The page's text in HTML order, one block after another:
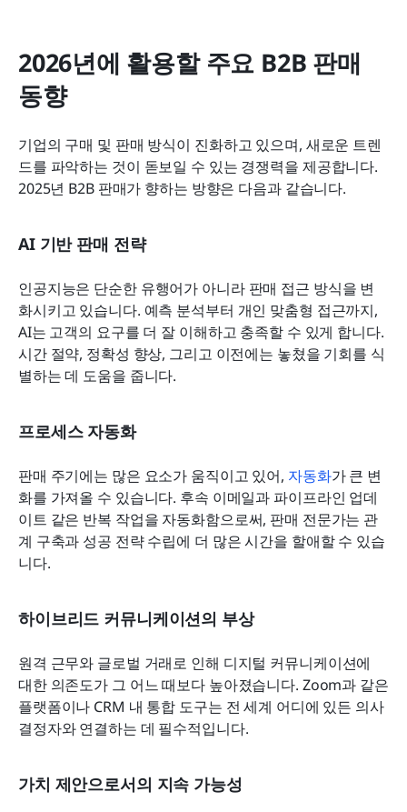
2026년에 활용할 주요 B2B 판매
동향
기업의 구매 및 판매 방식이 진화하고 있으며, 새로운 트렌
드를 파악하는 것이 돋보일 수 있는 경쟁력을 제공합니다.
2025년 B2B 판매가 향하는 방향은 다음과 같습니다.
AI 기반 판매 전략
인공지능은 단순한 유행어가 아니라 판매 접근 방식을 변
화시키고 있습니다. 예측 분석부터 개인 맞춤형 접근까지,
AI는 고객의 요구를 더 잘 이해하고 충족할 수 있게 합니다.
시간 절약, 정확성 향상, 그리고 이전에는 놓쳤을 기회를 식
별하는 데 도움을 줍니다.
프로세스 자동화
판매 주기에는 많은 요소가 움직이고 있어, 자동화가 큰 변
화를 가져올 수 있습니다. 후속 이메일과 파이프라인 업데
이트 같은 반복 작업을 자동화함으로써, 판매 전문가는 관
계 구축과 성공 전략 수립에 더 많은 시간을 할애할 수 있습
니다.
하이브리드 커뮤니케이션의 부상
원격 근무와 글로벌 거래로 인해 디지털 커뮤니케이션에
대한 의존도가 그 어느 때보다 높아졌습니다. Zoom과 같은
플랫폼이나 CRM 내 통합 도구는 전 세계 어디에 있든 의사
결정자와 연결하는 데 필수적입니다.
가치 제안으로서의 지속 가능성